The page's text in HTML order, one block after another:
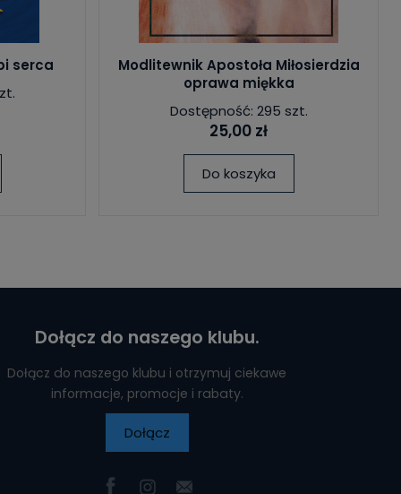
serca
Modlitewnik Apostoła Miłosierdzia
oprawa miękka
Dostępność: 295 szt.
25,00 zł
Do koszyka
Dołącz do naszego klubu.
Dołącz do naszego klubu i otrzymuj ciekawe
informacje, promocje i rabaty.
Dołącz